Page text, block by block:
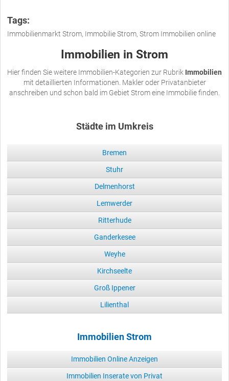
Tags:
Immobilienmarkt Strom, Immobilie Strom, Strom Immobilien online
Immobilien in Strom
Hier finden Sie weitere Immobilien-Kategorien zur Rubrik Immobilien
mit detaillierten Informationen. Makler oder Privatanbieter
anschreiben und schon bald im Gebiet Strom eine Immobilie finden.
Städte im Umkreis
Bremen
Stuhr
Delmenhorst
Lemwerder
Ritterhude
Ganderkesee
Weyhe
Kirchseelte
Groß Ippener
Lilienthal
Immobilien Strom
Immobilien Online Anzeigen
Immobilien Inserate von Privat